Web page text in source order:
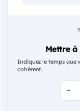
Mettre
Indiquez le temps que
cohérent.